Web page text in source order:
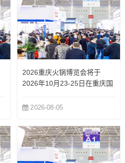
2026重庆火锅博览会将于
2026年10月23-25日在重庆国
2026-08-05